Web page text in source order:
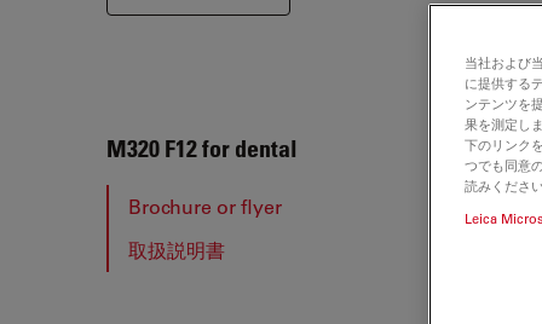
M320 F12 for dental
Brochure or flyer
取扱説明書
当社および
に提供する
ンテンツを
果を測定し
下のリンク
つでも同意
読みくださ
Leica